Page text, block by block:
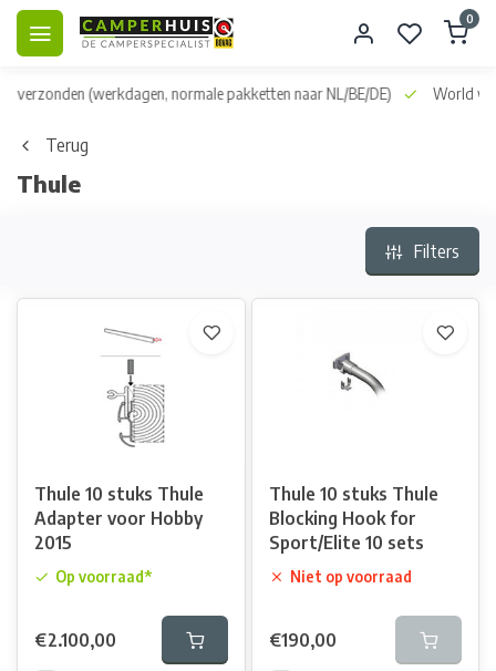
0
verzonden (werkdagen, normale pakketten naar NL/BE/DE) World
Terug
Thule
Filters
Thule 10 stuks Thule
Adapter voor Hobby
2015
Op voorraad*
€2.100,00
Thule 10 stuks Thule
Blocking Hook for
Sport/Elite 10 sets
Niet op voorraad
€190,00